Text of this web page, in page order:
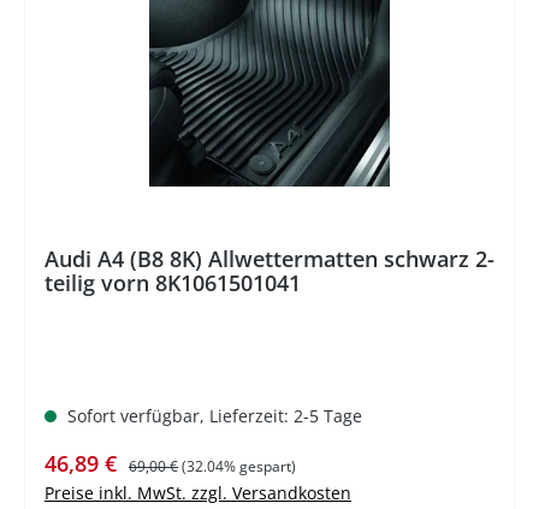
Audi A4 (B8 8K) Allwettermatten schwarz 2-
teilig vorn 8K1061501041
Sofort verfügbar, Lieferzeit: 2-5 Tage
Verkaufspreis:
46,89 € Regulärer Preis:
69,00 €(32.04% gespart)
Preise inkl. MwSt. zzgl. Versandkosten